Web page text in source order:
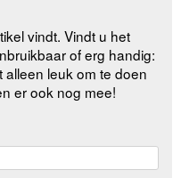
vindt. Vindt u het
of erg handig:
alleen leuk om te doen
er ook nog mee!